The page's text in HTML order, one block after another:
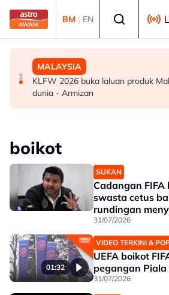
Skip to main content
BM | EN
SUKAN
Era berakhir: John Cena beri
Styles, Brock Lesnar
DUNIA
Gelombang haba: Rakyat Britain
cuti
MALAYSIA
KLFW 2026 buka laluan produk
dunia - Armizan
boikot
SUKAN
Cadangan
swasta cetus
rundingan
31/07/2026
01:32
VIDEO TERKINI &
UEFA boikot
pegangan Piala
31/07/2026